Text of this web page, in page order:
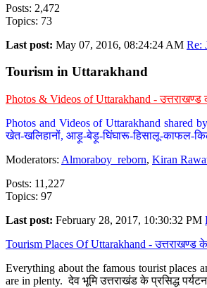
Posts: 2,472
Topics: 73
Last post: May 07, 2016, 08:24:24 AM Re:
Tourism in Uttarakhand
Photos & Videos of Uttarakhand - उत्तराखण्ड
Photos and Videos of Uttarakhand shared
खेत-खलिहानों, आड़ू-बेड़ू-घिंघारू-हिसालू-काफल-
Moderators: Almoraboy_reborn, Kiran
Posts: 11,227
Topics: 97
Last post: February 28, 2017, 10:30:32 PM
Tourism Places Of Uttarakhand - उत्तराखण्ड
Everything about the famous tourist places
are in plenty. देव भूमि उत्तराखंड के प्रसिद्ध